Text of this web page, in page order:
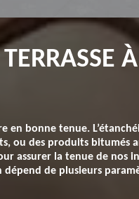
en bonne tenue.
ou des produits bitumés
assurer la tenue de nos
de plusieurs